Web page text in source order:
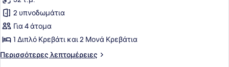
για
Famous
Family
Sea
2 υπνοδωμάτια
Για 4 άτομα
1 Διπλό Κρεβάτι και 2 Μονά Κρεβάτια
Περισσότερες λεπτομέρειες
Περισσότερες